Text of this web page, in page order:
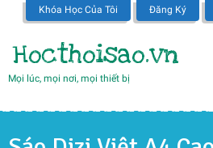
Khóa Học Của Tôi Đăng Ký
Hocthoisao.vn
Mọi lúc, mọi nơi, mọi thiết bị